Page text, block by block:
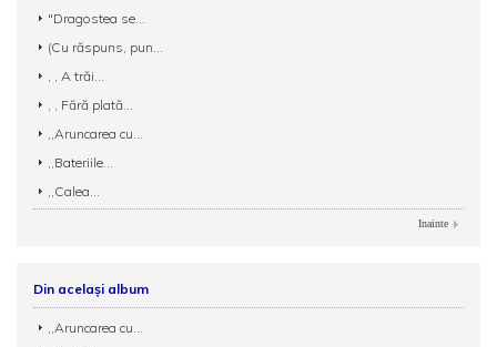
"Dragostea se...
(Cu răspuns, pun...
, , A trăi...
, , Fără plată...
,,Aruncarea cu...
,,Bateriile...
,,Calea...
Inainte
Din același album
,,Aruncarea cu...